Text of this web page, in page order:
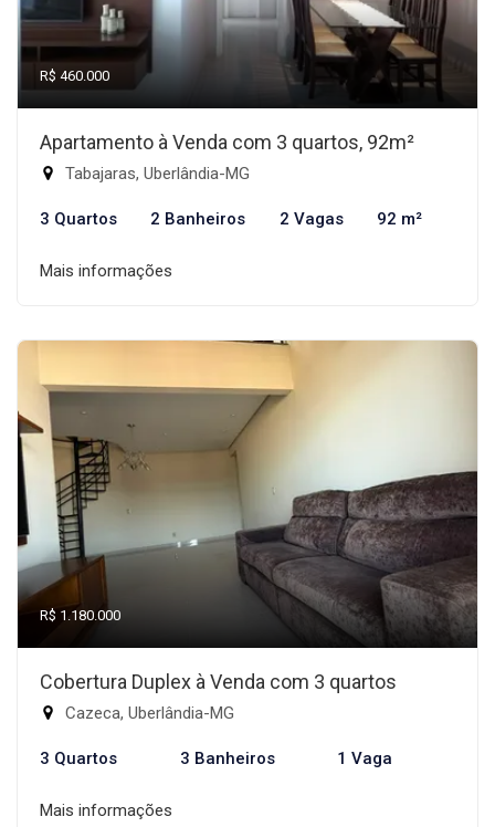
R$ 460.000
Apartamento à Venda com 3 quartos, 92m²
Tabajaras, Uberlândia-MG
3 Quartos 2 Banheiros 2 Vagas 92 m²
Mais informações
R$ 1.180.000
Cobertura Duplex à Venda com 3 quartos
Cazeca, Uberlândia-MG
3 Quartos 3 Banheiros 1 Vaga
Mais informações